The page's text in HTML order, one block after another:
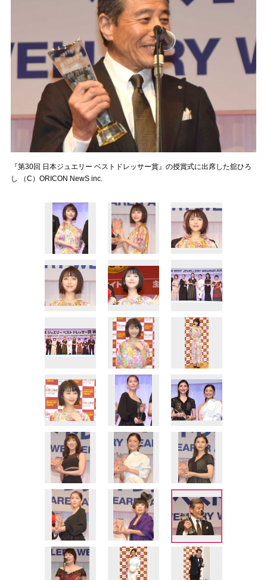
『第30回 日本ジュエリー ベストドレッサー賞』の授賞式に出席した舘ひろ
し （C）ORICON NewS inc.